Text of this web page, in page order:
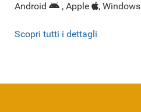
Android
, Apple , Windows
Scopri tutti i dettagli